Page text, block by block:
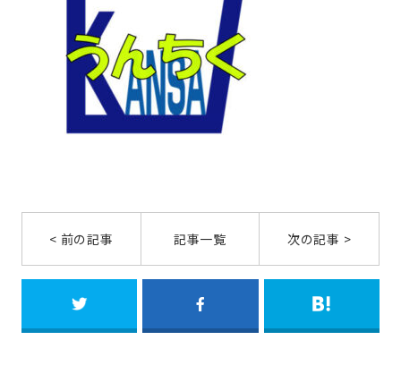
< 前の記事 記事一覧 次の記事 >